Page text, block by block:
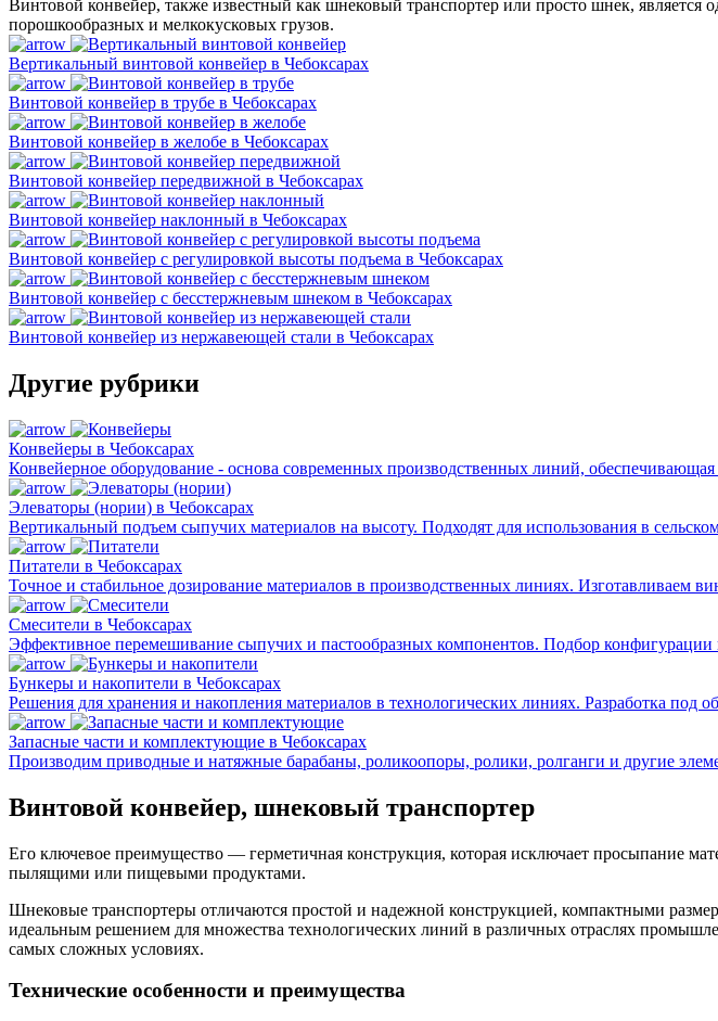
Винтовой конвейер, также известный как шнековый транспортер или просто шнек,
порошкообразных и мелкокусковых грузов.
Вертикальный винтовой конвейер в Чебоксарах
Винтовой конвейер в трубе в Чебоксарах
Винтовой конвейер в желобе в Чебоксарах
Винтовой конвейер передвижной в Чебоксарах
Винтовой конвейер наклонный в Чебоксарах
Винтовой конвейер с регулировкой высоты подъема в Чебоксарах
Винтовой конвейер с бесстержневым шнеком в Чебоксарах
Винтовой конвейер из нержавеющей стали в Чебоксарах
Другие рубрики
Конвейеры в Чебоксарах
Конвейерное оборудование - основа современных производственных линий,
Элеваторы (нории) в Чебоксарах
Вертикальный подъем сыпучих материалов на высоту. Подходят для использования в
Питатели в Чебоксарах
Точное и стабильное дозирование материалов в производственных линиях. Изготавливаем
Смесители в Чебоксарах
Эффективное перемешивание сыпучих и пастообразных компонентов. Подбор конфигурации
Бункеры и накопители в Чебоксарах
Решения для хранения и накопления материалов в технологических линиях. Разработка под
Запасные части и комплектующие в Чебоксарах
Производим приводные и натяжные барабаны, роликоопоры, ролики, ролганги и другие
Винтовой конвейер, шнековый транспортер
Его ключевое преимущество — герметичная конструкция, которая исключает просыпание
пылящими или пищевыми продуктами.
Шнековые транспортеры отличаются простой и надежной конструкцией, компактными
идеальным решением для множества технологических линий в различных отраслях
самых сложных условиях.
Технические особенности и преимущества